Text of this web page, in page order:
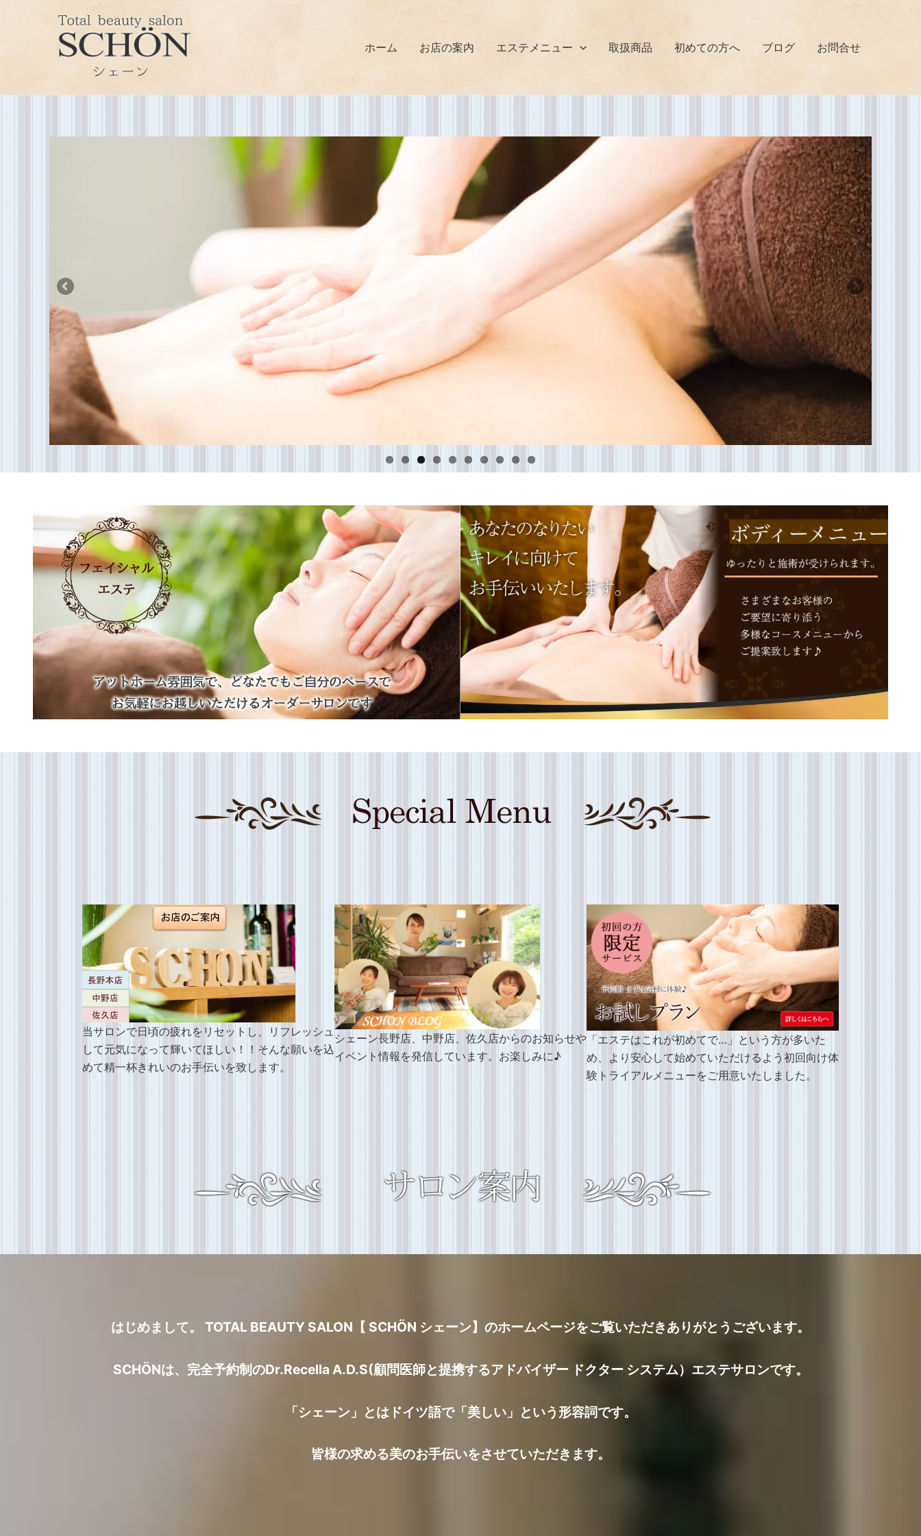
ッ
ホーム お店の案内 エステメニュー 取扱商品 初めての方へ ブログ お問合せ
当サロンで日頃の疲れをリセットし、リフレッシュ
して元気になって輝いてほしい！！そんな願いを込
めて精一杯きれいのお手伝いを致します。
シェーン長野店、中野店、佐久店からのお知らせや
イベント情報を発信しています。お楽しみに♪
「エステはこれが初めてで…」という方が多いた
め、より安心して始めていただけるよう初回向け体
験トライアルメニューをご用意いたしました。
はじめまして。 TOTAL BEAUTY SALON【 SCHÖN シェーン】のホームページをご覧いただきありがとうございます。
SCHÖNは、完全予約制のDr.Recella A.D.S(顧問医師と提携するアドバイザー ドクター システム）エステサロンです。
「シェーン」とはドイツ語で「美しい」という形容詞です。
皆様の求める美のお手伝いをさせていただきます。